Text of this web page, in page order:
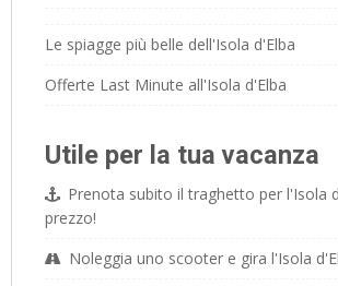
Le spiagge più belle dell'Isola d'Elba
Offerte Last Minute all'Isola d'Elba
Utile per la tua vacanza
Prenota subito il traghetto per l'Isola
prezzo!
Noleggia uno scooter e gira l'Isola